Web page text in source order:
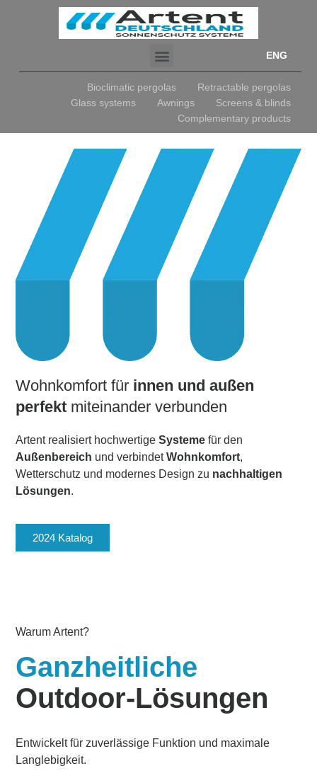
ENG
Bioclimatic pergolas
Retractable pergolas
Glass systems
Awnings
Screens & blinds
Complementary products
Wohnkomfort für innen und außen
perfekt miteinander verbunden
Artent realisiert hochwertigeSystemefür den
Außenbereich und verbindetWohnkomfort,
Wetterschutz und modernes Design zu nachhaltigen
Lösungen.
2024 Katalog
Warum Artent?
Ganzheitliche
Outdoor-Lösungen
Entwickelt für zuverlässige Funktion und maximale
Langlebigkeit.